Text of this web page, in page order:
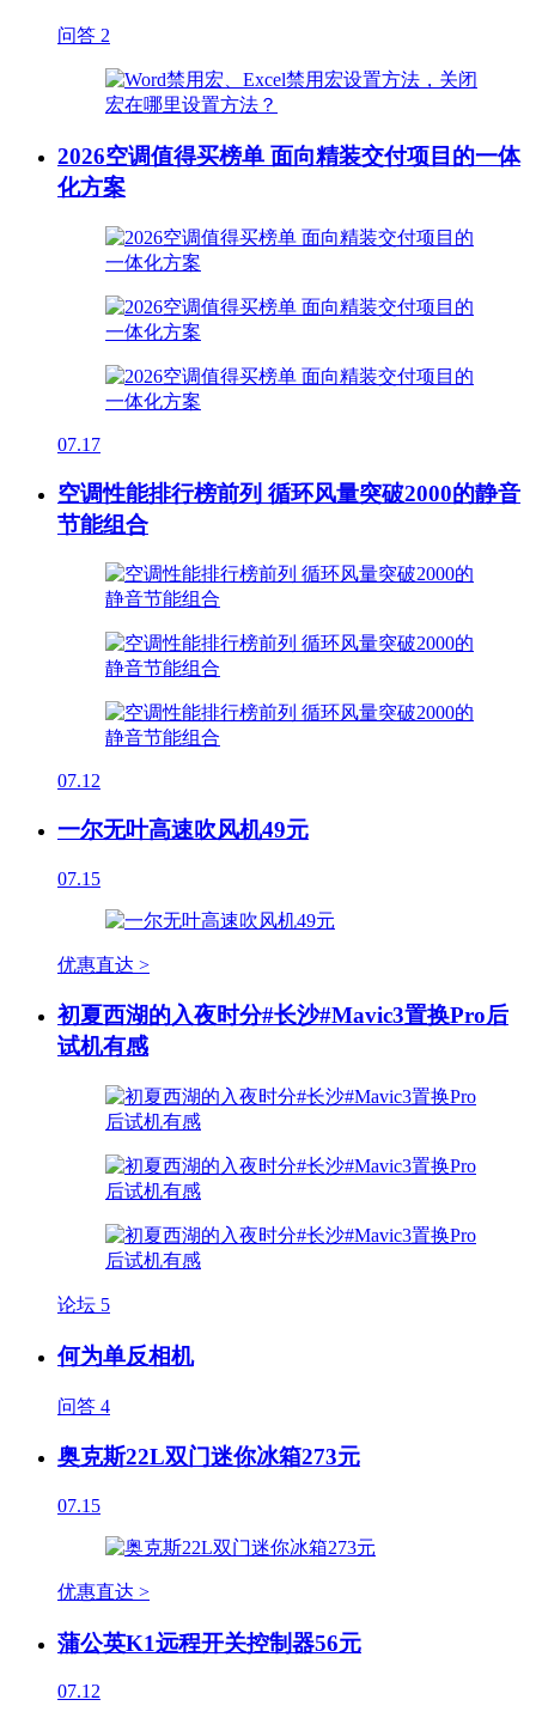
问答 2
2026空调值得买榜单 面向精装交付项目的一体
化方案
07.17
空调性能排行榜前列 循环风量突破2000的静音
节能组合
07.12
一尔无叶高速吹风机49元
07.15
优惠直达 >
初夏西湖的入夜时分#长沙#Mavic3置换Pro后
试机有感
论坛 5
何为单反相机
问答 4
奥克斯22L双门迷你冰箱273元
07.15
优惠直达 >
蒲公英K1远程开关控制器56元
07.12